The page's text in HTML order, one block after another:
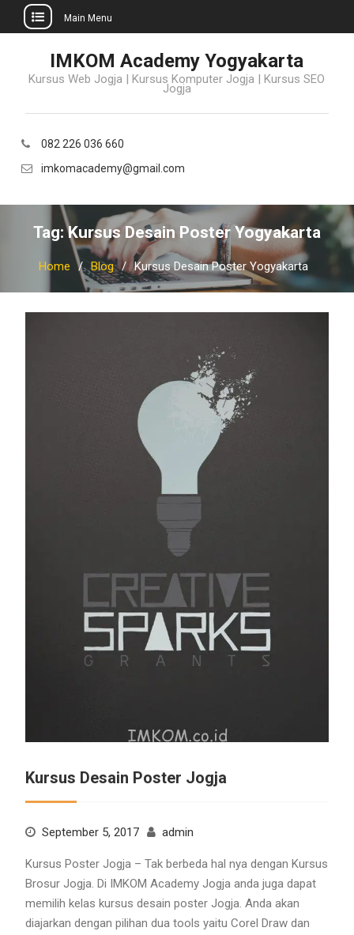
content
Main Menu
IMKOM Academy Yogyakarta
Kursus Web Jogja | Kursus Komputer Jogja | Kursus SEO
Jogja
082 226 036 660
imkomacademy@gmail.com
Tag:Kursus Desain Poster Yogyakarta
Home Blog Kursus Desain Poster Yogyakarta
Kursus Desain Poster Jogja
September 5, 2017 admin
Kursus Poster Jogja – Tak berbeda hal nya dengan Kursus
Brosur Jogja. Di IMKOM Academy Jogja anda juga dapat
memilih kelas kursus desain poster Jogja. Anda akan
diajarkan dengan pilihan dua tools yaitu Corel Draw dan